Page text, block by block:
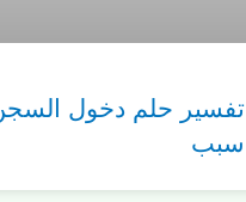
تفسير حلم دخول
سبب